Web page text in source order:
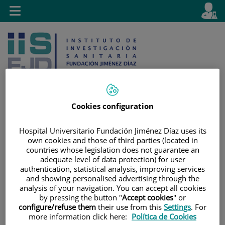
Saltar al contenido
contenido
activo
es
Toggle
navigation
Cookies configuration
Hospital Universitario Fundación Jiménez Díaz uses its
own cookies and those of third parties (located in
countries whose legislation does not guarantee an
adequate level of data protection) for user
authentication, statistical analysis, improving services
and showing personalised advertising through the
analysis of your navigation. You can accept all cookies
by pressing the button "Accept cookies" or
configure/refuse them their use from this Settings. For
more information click here: Política de Cookies